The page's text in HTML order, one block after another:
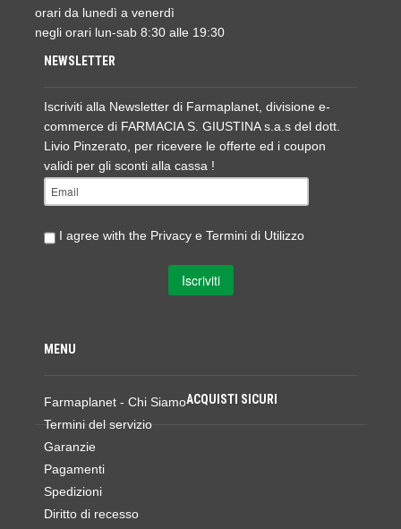
orari da lunedì a venerdì
negli orari lun-sab 8:30 alle 19:30
NEWSLETTER
Iscriviti alla Newsletter di Farmaplanet, divisione e-
commerce di FARMACIA S. GIUSTINA s.a.s del dott.
Livio Pinzerato, per ricevere le offerte ed i coupon
validi per gli sconti alla cassa !
I agree with the Privacy e Termini di Utilizzo
MENU
Farmaplanet - Chi Siamo
Termini del servizio
Garanzie
Pagamenti
Spedizioni
Diritto di recesso
ACQUISTI SICURI